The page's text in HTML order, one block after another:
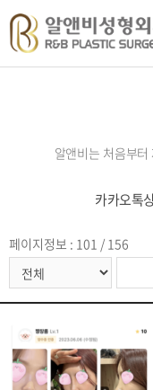
알앤비는 처음부
카카오톡
페이지정보 : 101 / 156